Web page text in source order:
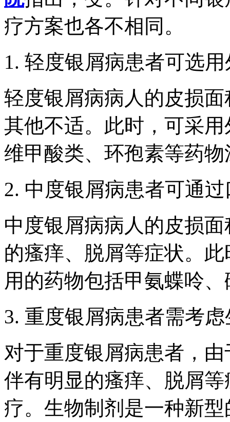
疗方案也各不相同。
1. 轻度银屑病患者可选
轻度银屑病病人的皮损
其他不适。此时，可采
维甲酸类、环孢素等药
2. 中度银屑病患者可通
中度银屑病病人的皮损
的瘙痒、脱屑等症状。
用的药物包括甲氨蝶呤
3. 重度银屑病患者需考
对于重度银屑病患者，
伴有明显的瘙痒、脱屑
疗。生物制剂是一种新